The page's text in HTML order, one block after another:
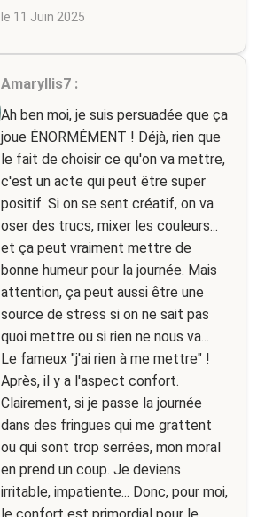
le 11 Juin 2025
Amaryllis7 :
Ah ben moi, je suis persuadée que ça
joue ÉNORMÉMENT ! Déjà, rien que
le fait de choisir ce qu'on va mettre,
c'est un acte qui peut être super
positif. Si on se sent créatif, on va
oser des trucs, mixer les couleurs...
et ça peut vraiment mettre de
bonne humeur pour la journée. Mais
attention, ça peut aussi être une
source de stress si on ne sait pas
quoi mettre ou si rien ne nous va...
Le fameux "j'ai rien à me mettre" !
Après, il y a l'aspect confort.
Clairement, si je passe la journée
dans des fringues qui me grattent
ou qui sont trop serrées, mon moral
en prend un coup. Je deviens
irritable, impatiente... Donc, pour moi,